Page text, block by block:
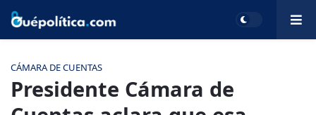
CÁMARA DE CUENTAS
Presidente Cámara de